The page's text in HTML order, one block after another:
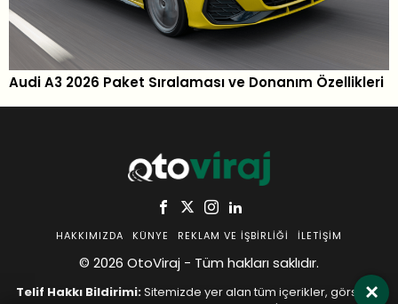
Audi A3 2026 Paket Sıralaması ve Donanım Özellikleri
HAKKIMIZDA KÜNYE REKLAM VE İŞBIRLIĞI İLETIŞIM
© 2026 OtoViraj - Tüm hakları saklıdır.
Telif Hakkı Bildirimi:Sitemizde yer alan tüm içerikler, görseller
×